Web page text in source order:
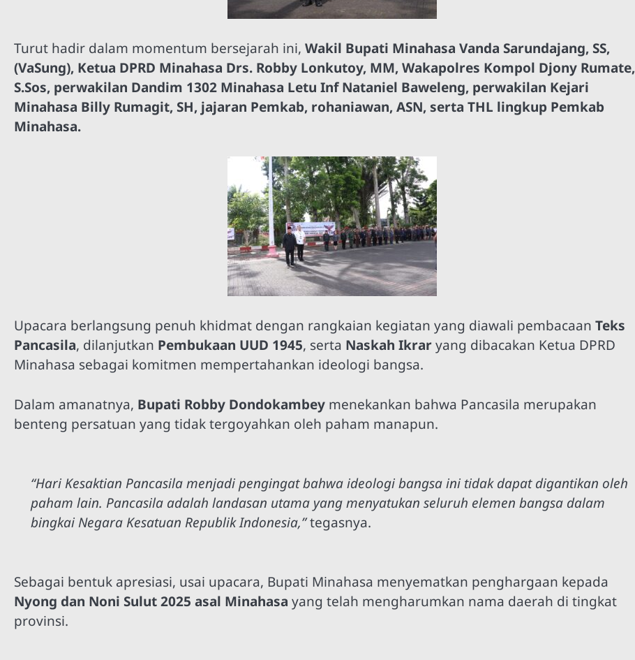
Turut hadir dalam momentum bersejarah ini, Wakil Bupati Minahasa Vanda Sarundajang, SS,
(VaSung), Ketua DPRD Minahasa Drs. Robby Lonkutoy, MM, Wakapolres Kompol Djony Rumate,
S.Sos, perwakilan Dandim 1302 Minahasa Letu Inf Nataniel Baweleng, perwakilan Kejari
Minahasa Billy Rumagit, SH, jajaran Pemkab, rohaniawan, ASN, serta THL lingkup Pemkab
Minahasa.
Upacara berlangsung penuh khidmat dengan rangkaian kegiatan yang diawali pembacaan Teks
Pancasila, dilanjutkan Pembukaan UUD 1945, serta Naskah Ikraryang dibacakan Ketua DPRD
Minahasa sebagai komitmen mempertahankan ideologi bangsa.
Dalam amanatnya, Bupati Robby Dondokambey menekankan bahwa Pancasila merupakan
benteng persatuan yang tidak tergoyahkan oleh paham manapun.
“Hari Kesaktian Pancasila menjadi pengingat bahwa ideologi bangsa ini tidak dapat digantikan oleh
paham lain. Pancasila adalah landasan utama yang menyatukan seluruh elemen bangsa dalam
bingkai Negara Kesatuan Republik Indonesia,”tegasnya.
Sebagai bentuk apresiasi, usai upacara, Bupati Minahasa menyematkan penghargaan kepada
Nyong dan Noni Sulut 2025 asal Minahasa yang telah mengharumkan nama daerah di tingkat
provinsi.